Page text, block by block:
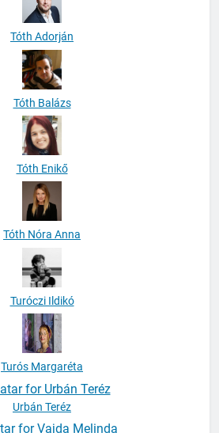
Tóth Adorján
Tóth Balázs
Tóth Enikő
Tóth Nóra Anna
Turóczi Ildikó
Turós Margaréta
Urbán Teréz